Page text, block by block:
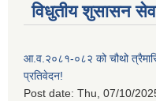
विधुतीय शुसासन
आ.व.२०८१-०८२ को चौथो
प्रतिवेदन!
Post date: Thu, 07/10/